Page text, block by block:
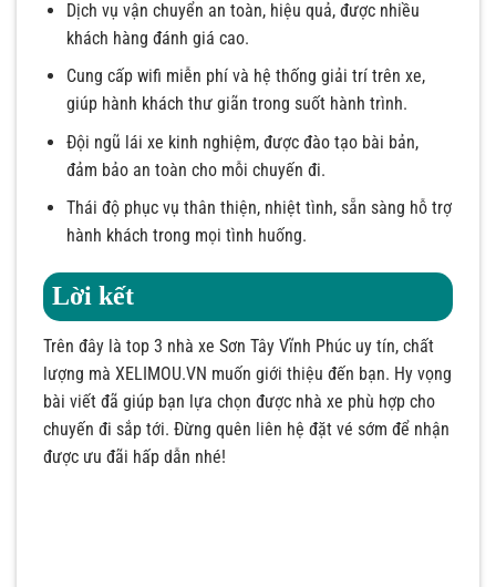
Dịch vụ vận chuyển an toàn, hiệu quả, được nhiều
khách hàng đánh giá cao.
Cung cấp wifi miễn phí và hệ thống giải trí trên xe,
giúp hành khách thư giãn trong suốt hành trình.
Đội ngũ lái xe kinh nghiệm, được đào tạo bài bản,
đảm bảo an toàn cho mỗi chuyến đi.
Thái độ phục vụ thân thiện, nhiệt tình, sẵn sàng hỗ trợ
hành khách trong mọi tình huống.
Lời kết
Trên đây là top 3 nhà xe Sơn Tây Vĩnh Phúc uy tín, chất
lượng mà XELIMOU.VN muốn giới thiệu đến bạn. Hy vọng
bài viết đã giúp bạn lựa chọn được nhà xe phù hợp cho
chuyến đi sắp tới. Đừng quên liên hệ đặt vé sớm để nhận
được ưu đãi hấp dẫn nhé!